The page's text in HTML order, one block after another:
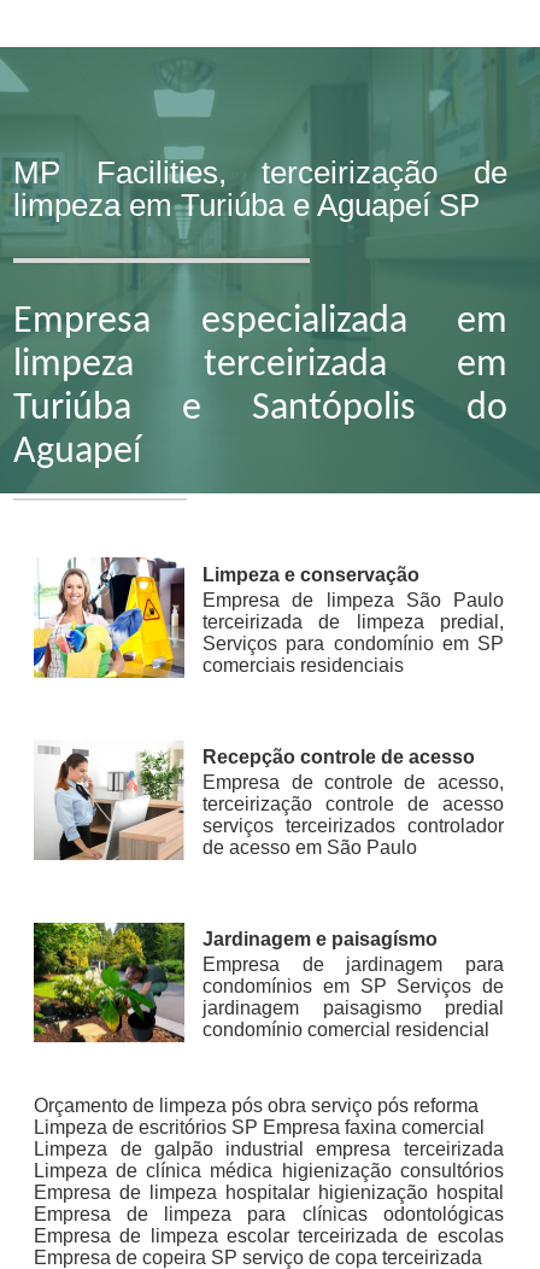
MP Facilities, terceirização de
limpeza em Turiúba e Aguapeí SP
Empresa especializada em
limpeza terceirizada em
Turiúba e Santópolis do
Aguapeí
Limpeza e conservação
Empresa de limpeza São Paulo
terceirizada de limpeza predial,
Serviços para condomínio em SP
comerciais residenciais
Recepção controle de acesso
Empresa de controle de acesso,
terceirização controle de acesso
serviços terceirizados controlador
de acesso em São Paulo
Jardinagem e paisagísmo
Empresa de jardinagem para
condomínios em SP Serviços de
jardinagem paisagismo predial
condomínio comercial residencial
Orçamento de limpeza pós obra serviço pós reforma
Limpeza de escritórios SP Empresa faxina comercial
Limpeza de galpão industrial empresa terceirizada
Limpeza de clínica médica higienização consultórios
Empresa de limpeza hospitalar higienização hospital
Empresa de limpeza para clínicas odontológicas
Empresa de limpeza escolar terceirizada de escolas
Empresa de copeira SP serviço de copa terceirizada